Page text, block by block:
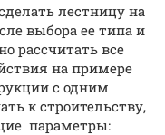
лестницу на
выбора ее типа и
рассчитать все
на примере
с одним
к строительству,
параметры: